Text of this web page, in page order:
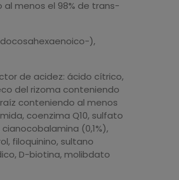
menos el 98% de trans-
),
de acidez: ácido cítrico,
del rizoma conteniendo
conteniendo al menos
coenzima Q10, sulfato
(0,1%),
filoquinino, sultano
D-biotina, molibdato